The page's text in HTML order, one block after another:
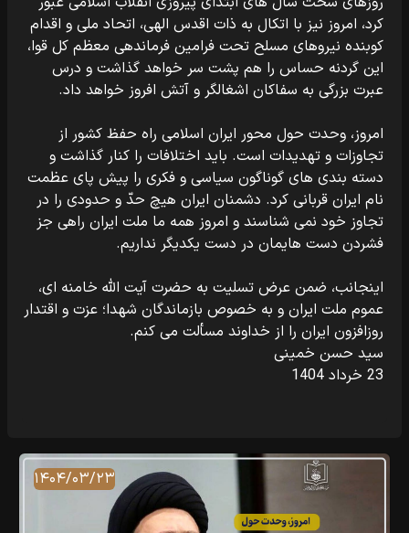
کرد، امروز نیز با اتکال به ذات اقدس الهی، اتحاد ملی و اقدام
کوبنده نیروهای مسلح تحت فرامین فرماندهی معظم کل قوا،
این گردنه حساس را هم پشت سر خواهد گذاشت و درس
عبرت بزرگی به سفاکان اشغالگر و آتش افروز خواهد داد.
امروز، وحدت حول محور ایران اسلامی راه حفظ کشور از
تجاوزات و تهدیدات است. باید اختلافات را کنار گذاشت و
دسته بندی های گوناگون سیاسی و فکری را پیش پای عظمت
نام ایران قربانی کرد. دشمنان ایران هیچ حدّ و حدودی را در
تجاوز خود نمی شناسند و امروز همه ما ملت ایران راهی جز
فشردن دست هایمان در دست یکدیگر نداریم.
اینجانب، ضمن عرض تسلیت به حضرت آیت الله خامنه ای،
عموم ملت ایران و به خصوص بازماندگان شهدا؛ عزت و اقتدار
روزافزون ایران را از خداوند مسألت می کنم.
سید حسن خمینی
23 خرداد 1404
۱۴۰۴/۰۳/۲۳